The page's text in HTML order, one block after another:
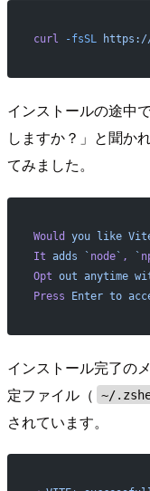
curl -fsSL
インストールの途中
しますか？」と聞か
てみました。
Would you like
It adds ` node` , `
Opt out anytime
Press Enter to
インストール完了の
定ファイル（
~/
されています。